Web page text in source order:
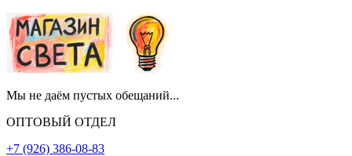
Мы не даём пустых обещаний...
ОПТОВЫЙ ОТДЕЛ
+7 (926) 386-08-83